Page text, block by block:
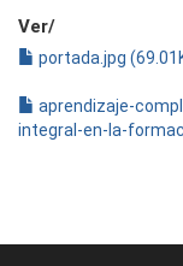
Ver/
portada.jpg
aprendizaje-
integral-en-la-